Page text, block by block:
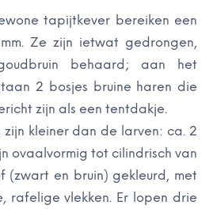
tapijtkever bereiken een
Ze zijn ietwat gedrongen,
behaard; aan het
2 bosjes bruine haren die
zijn als een tentdakje.
zijn kleiner dan de larven: ca. 2
ovaalvormig tot cilindrisch van
(zwart en bruin) gekleurd, met
rafelige vlekken. Er lopen drie